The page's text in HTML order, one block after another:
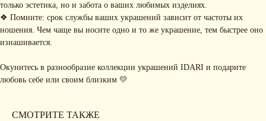
только эстетика, но и забота о ваших любимых изделиях.
❖ Помните: срок службы ваших украшений зависит от частоты их
ношения. Чем чаще вы носите одно и то же украшение, тем быстрее оно
изнашивается.
Окунитесь в разнообразие коллекции украшений IDARI и подарите
любовь себе или своим близким 💛
СМОТРИТЕ ТАКЖЕ
Я соглашаюсь с обработкой персональных данных в соответствии сполитикой
Ясоглашаюсьна получение рекламной рассылки
оферты
конфиденциальности
ИНФОРМАЦИЯ